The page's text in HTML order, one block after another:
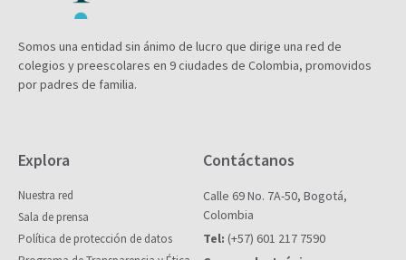
Somos una entidad sin ánimo de lucro que dirige una red de
colegios y preescolares en 9 ciudades de Colombia, promovidos
por padres de familia.
Explora
Nuestra red
Sala de prensa
Política de protección de datos
Contáctanos
Calle 69 No. 7A-50, Bogotá,
Colombia
Tel: (+57) 601 217 7590